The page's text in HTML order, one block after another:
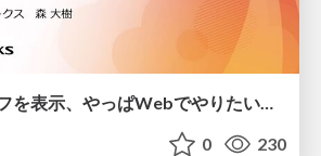
いい感じにグラフを表示、やっぱWebでやりたいね。それをAWSで実現！
0 230